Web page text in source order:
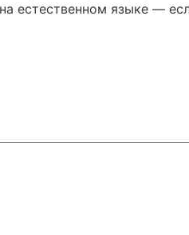
естественном языке —